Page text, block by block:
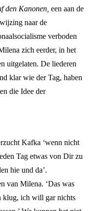
den Kanonen, een aan de
naar de
verboden
zich eerder, in het
uitgelaten. De liederen
klar wie der Tag, haben
die Idee der
Kafka ‘wenn nicht
Tag etwas von Dir zu
hie und da’.
van Milena. ‘Das was
klug, ich will gar nichts